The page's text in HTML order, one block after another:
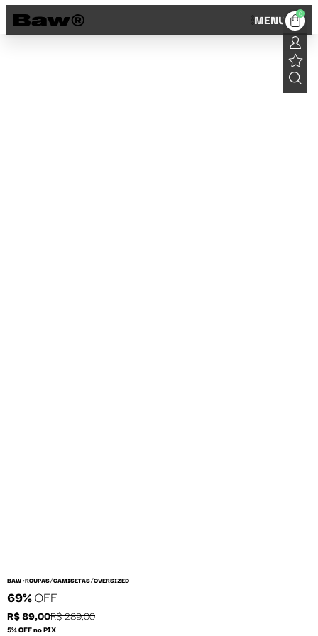
MENU 0
BAW •ROUPAS/CAMISETAS/OVERSIZED
69%OFF
R$ 89,00R$ 289,00
5% OFF no PIX